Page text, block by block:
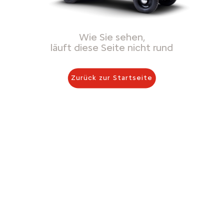
Wie Sie sehen,
läuft diese Seite nicht rund
Zurück zur Startseite